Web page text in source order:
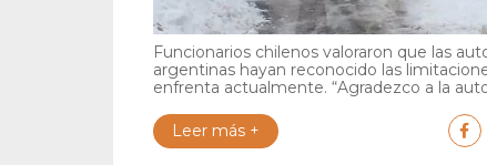
Funcionarios chilenos valoraron que las
argentinas hayan reconocido las
enfrenta actualmente. “Agradezco a la
Leer más +